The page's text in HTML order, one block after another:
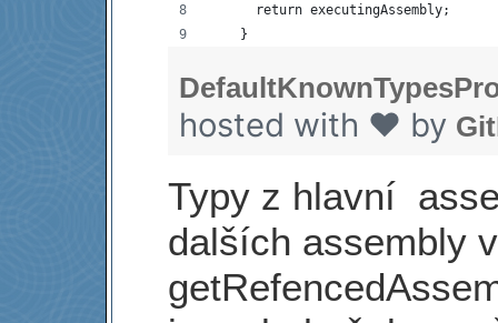
      return executingAssembly;
    }
hosted with ❤ by
Typy z hlavní
dalších assembly